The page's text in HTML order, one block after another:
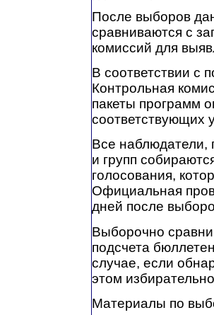
После выборов
сравниваются с
комиссий для
В соответствии с
Контрольная
пакеты программ
соответствующих
Все наблюдатели,
и групп
голосования,
Официальная
дней после
Выборочно
подсчета
случае, если
этом
Материалы по